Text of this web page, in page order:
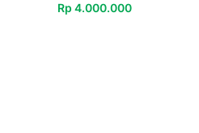
Rp 4.000.000